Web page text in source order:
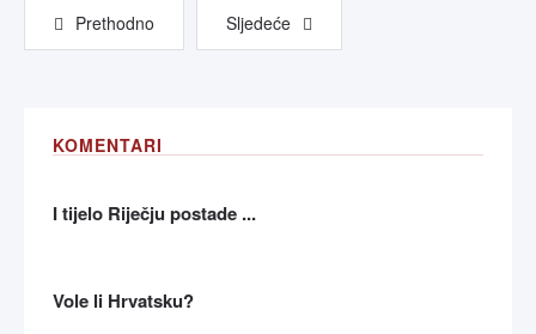
Prethodno Sljedeće
KOMENTARI
I tijelo Riječju postade ...
Vole li Hrvatsku?